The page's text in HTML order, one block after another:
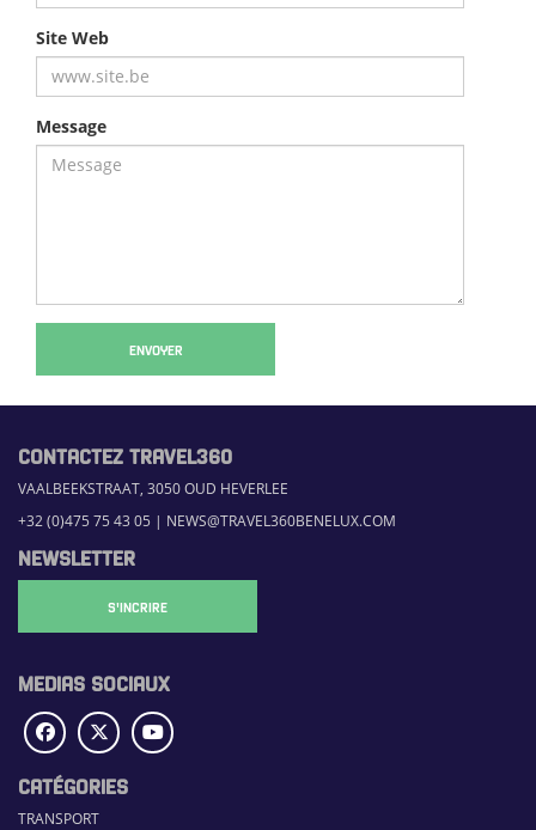
Site Web
Message
ENVOYER
CONTACTEZ TRAVEL360
VAALBEEKSTRAAT, 3050 OUD HEVERLEE
+32 (0)475 75 43 05 | NEWS@TRAVEL360BENELUX.COM
NEWSLETTER
S'INCRIRE
MEDIAS SOCIAUX
CATÉGORIES
TRANSPORT